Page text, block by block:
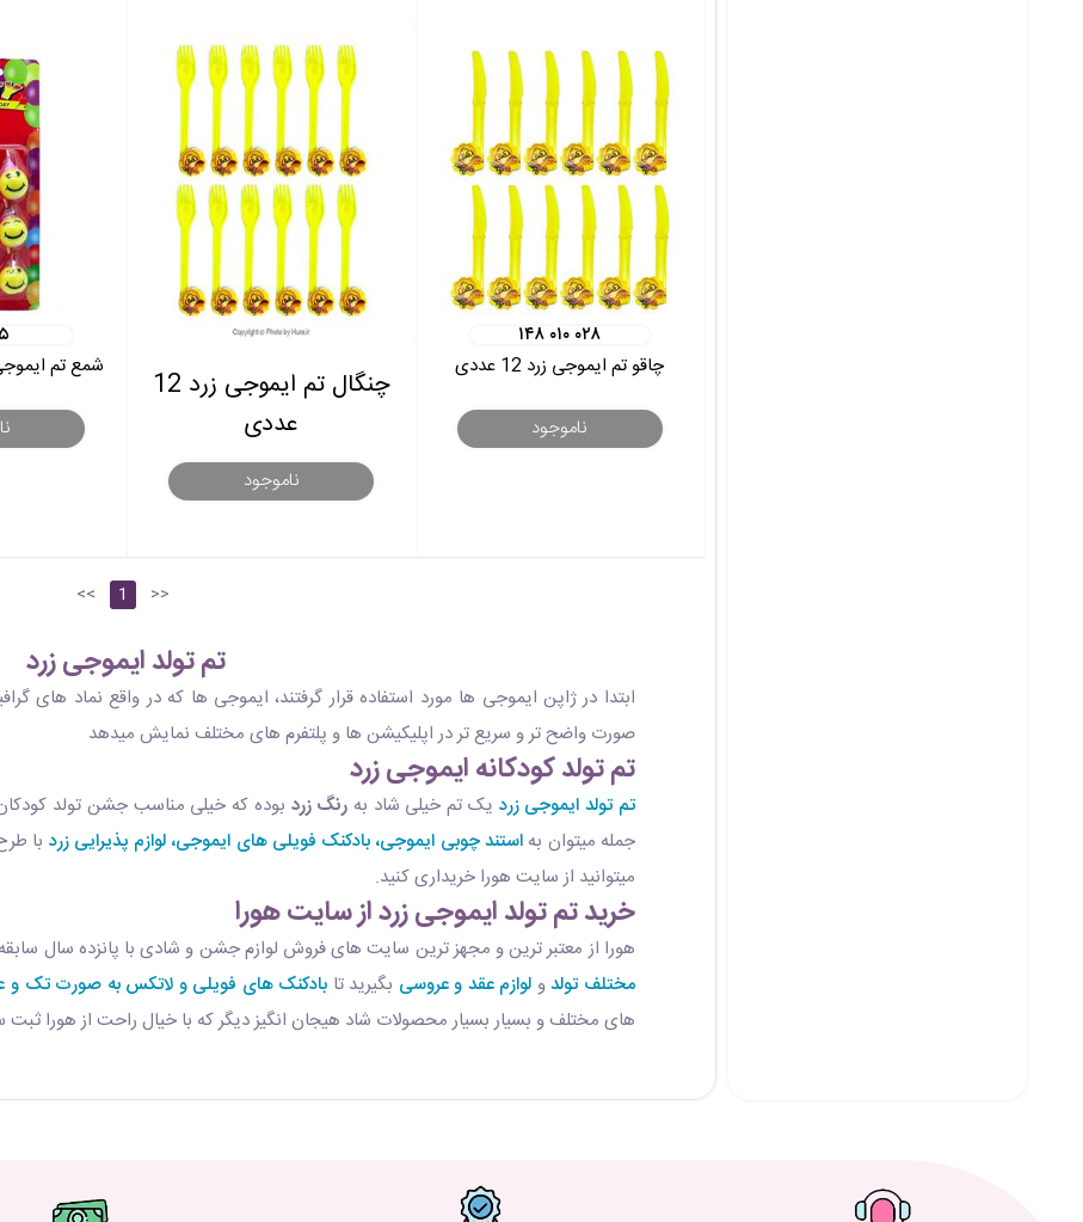
۱۴۸ ۰۱۰ ۰۲۸
چاقو تم ایموجی زرد 12 عددی
ناموجود
چنگال تم ایموجی زرد 12
عددی
ناموجود
شمع تم ایموجی
<< 1 >>
تم تولد ایموجی زرد
ابتدا در ژاپن ایموجی ها مورد استفاده قرار گرفتند، ایموجی ها که در واقع نماد
صورت واضح تر و سریع تر در اپلیکیشن ها و پلتفرم های مختلف نمایش میدهد
تم تولد کودکانه ایموجی زرد
تم تولد ایموجی زرد یک تم خیلی شاد به رنگ زرد بوده که خیلی مناسب جشن تولد
جمله میتوان به استند چوبی ایموجی، بادکنک فویلی های ایموجی، لوازم پذیرایی زرد با
میتوانید از سایت هورا خریداری کنید.
خرید تم تولد ایموجی زرد از سایت هورا
هورا از معتبر ترین و مجهز ترین سایت های فروش لوازم جشن و شادی با پانزده سال
مختلف تولدو لوازم عقد و عروسی بگیرید تا بادکنک های فویلی و لاتکس به صورت تک و
های مختلف و بسیار بسیار محصولات شاد هیجان انگیز دیگر که با خیال راحت از هورا